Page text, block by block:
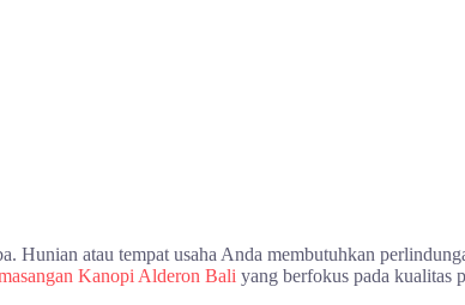
Hunian atau tempat usaha Anda membutuhkan
Kanopi Alderon Bali yang berfokus pada kualitas